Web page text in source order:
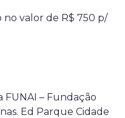
no valor de R$ 750 p/
FUNAI – Fundação
Ed Parque Cidade